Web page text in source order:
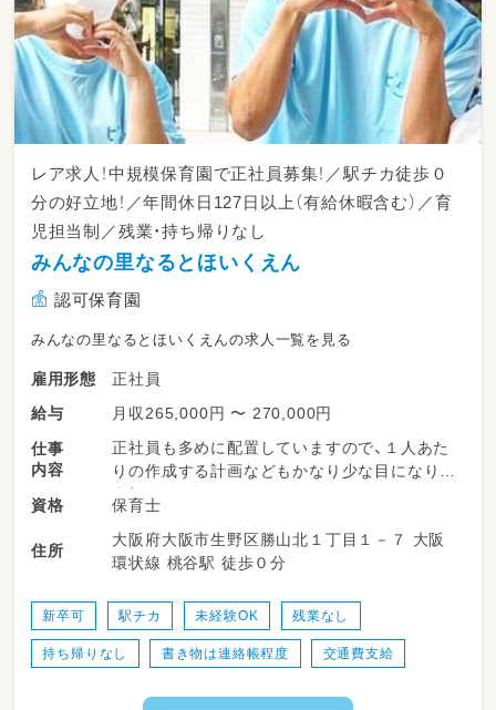
レア求人！中規模保育園で正社員募集！／駅チカ徒歩０
分の好立地！／年間休日127日以上（有給休暇含む）／育
児担当制／残業・持ち帰りなし
みんなの里なるとほいくえん
認可保育園
みんなの里なるとほいくえんの求人一覧を見る
雇用形態
正社員
給与
月収265,000円 〜 270,000円
仕事
内容
正社員も多めに配置していますので、１人あた
りの作成する計画などもかなり少な目になりま
す！
また書き物に関してもICT化を導入しながら簡
素化しているので
残業や持ち帰りは一切なく、家庭とお仕事のバ
子育て中の方も安心して働いていただけるよう
働きやすさも重視した職場です♪
お気軽にご応募をお待ちしています！
資格 保育士
住所
大阪府大阪市生野区勝山北１丁目１－７ 大阪
環状線 桃谷駅 徒歩０分
新卒可 駅チカ 未経験OK 残業なし
持ち帰りなし 書き物は連絡帳程度 交通費支給